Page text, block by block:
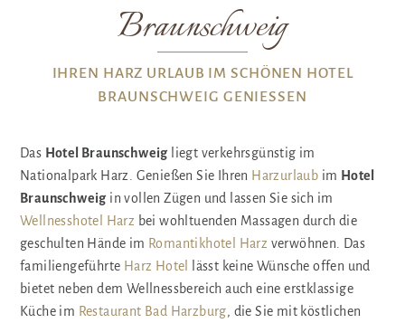
Braunschweig
IHREN HARZ URLAUB IM SCHÖNEN HOTEL
BRAUNSCHWEIG GENIESSEN
Das Hotel Braunschweigliegt verkehrsgünstig im
Nationalpark Harz. Genießen Sie Ihren Harzurlaub im Hotel
Braunschweigin vollen Zügen und lassen Sie sich im
Wellnesshotel Harz bei wohltuenden Massagen durch die
geschulten Hände im Romantikhotel Harz verwöhnen. Das
familiengeführte Harz Hotel
lässt keine Wünsche offen und
bietet neben dem Wellnessbereich auch eine erstklassige
Küche im Restaurant Bad Harzburg, die Sie mit köstlichen